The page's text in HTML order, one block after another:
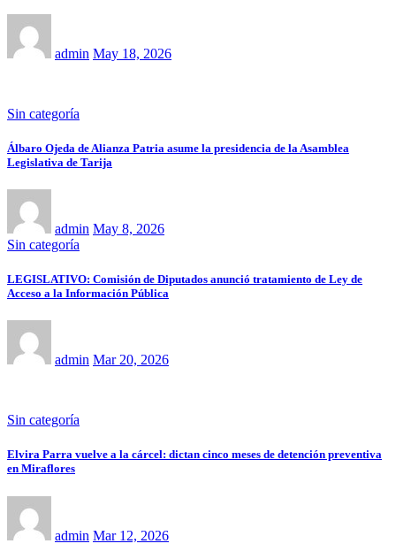
admin May 18, 2026
Sin categoría
Álbaro Ojeda de Alianza Patria asume la presidencia de la Asamblea
Legislativa de Tarija
admin May 8, 2026
Sin categoría
LEGISLATIVO: Comisión de Diputados anunció tratamiento de Ley de
Acceso a la Información Pública
admin Mar 20, 2026
Sin categoría
Elvira Parra vuelve a la cárcel: dictan cinco meses de detención preventiva
en Miraflores
admin Mar 12, 2026